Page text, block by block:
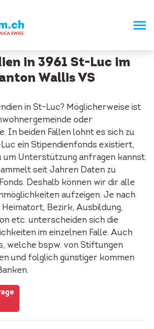
in 3961 St-Luc im
Wallis VS
in St-Luc? Möglicherweise ist
oder
In beiden Fällen lohnt es sich zu
ein Stipendienfonds existiert,
um Unterstützung anfragen kannst.
seit Jahren Daten zu
Deshalb können wir dir alle
aufzeigen. Je nach
Bezirk, Ausbildung,
etc. unterscheiden sich die
im einzelnen Falle. Auch
welche bspw. von Stiftungen
und folglich günstiger kommen